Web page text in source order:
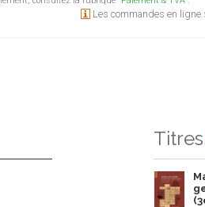
Les commandes en ligne
Titres